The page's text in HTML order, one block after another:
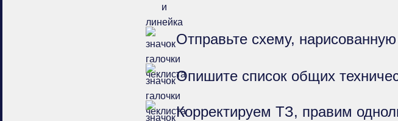
Отправьте схему, нарисованную
Опишите список общих
Корректируем ТЗ, правим